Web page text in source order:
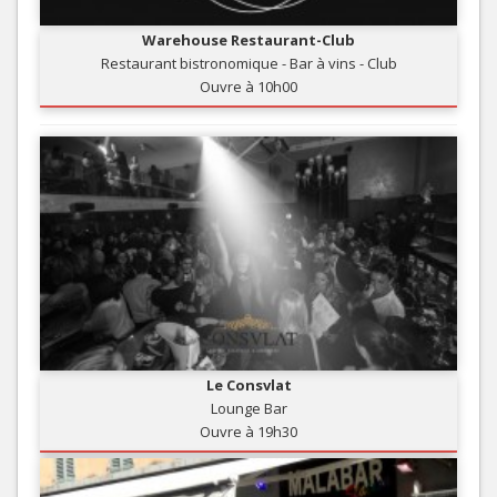
Warehouse Restaurant-Club
Restaurant bistronomique - Bar à vins - Club
Ouvre à 10h00
Le Consvlat
Lounge Bar
Ouvre à 19h30